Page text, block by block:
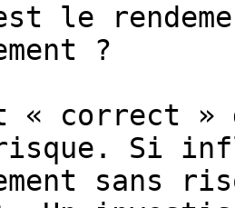
le
?
« correct
Si
sans